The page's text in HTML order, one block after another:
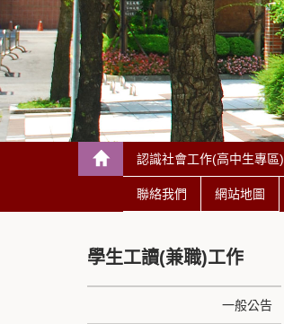
認識社會工作(高中生專區)
聯絡我們 網站地圖
學生工讀(兼職)工作
一般公告